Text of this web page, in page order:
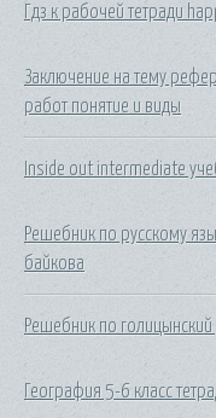
Гдз к рабочей тетради
Заключение на тему
работ понятие и виды
Inside out intermediate
Решебник по русскому
байкова
Решебник по голицынский
География 5-6 класс